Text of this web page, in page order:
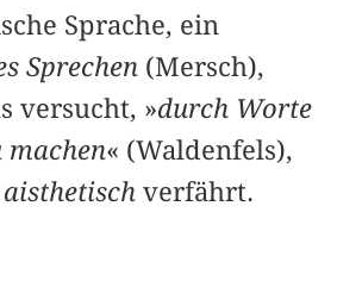
Sprache, ein
Sprechen (Mersch),
versucht, »durch Worte
machen« (Waldenfels),
aisthetisch verfährt.